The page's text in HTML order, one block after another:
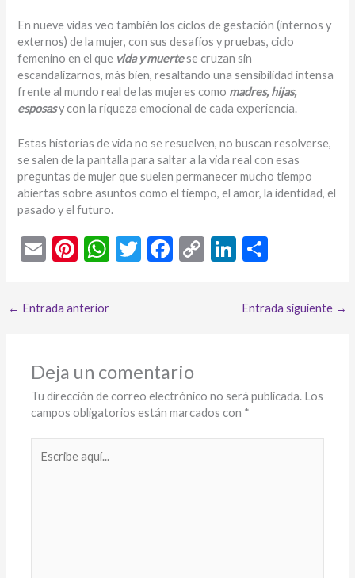
En nueve vidas veo también los ciclos de gestación (internos y
externos) de la mujer, con sus desafíos y pruebas, ciclo
femenino en el que vida y muertese cruzan sin
escandalizarnos, más bien, resaltando una sensibilidad intensa
frente al mundo real de las mujeres como madres, hijas,
esposasy con la riqueza emocional de cada experiencia.
Estas historias de vida no se resuelven, no buscan resolverse,
se salen de la pantalla para saltar a la vida real con esas
preguntas de mujer que suelen permanecer mucho tiempo
abiertas sobre asuntos como el tiempo, el amor, la identidad, el
pasado y el futuro.
E
ai
Pi
er
W
p
p
T
F
o
k
C
k
Li
ke m
r
← Entrada anterior Entrada siguiente →
Deja un comentario
Tu dirección de correo electrónico no será publicada. Los
campos obligatorios están marcados con *
aquí...